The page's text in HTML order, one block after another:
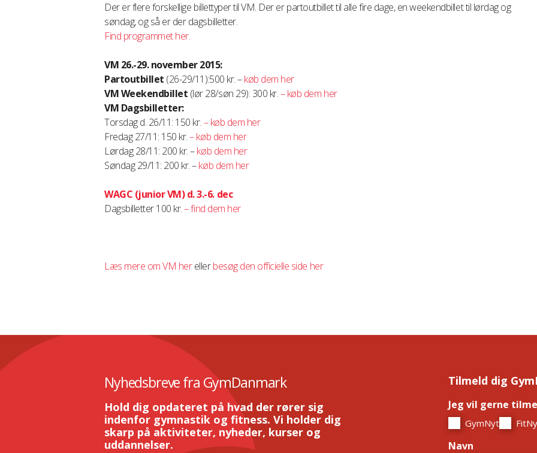
Der er flere forskellige billettyper til VM. Der er partoutbillet til alle fire dage, en weekendbillet til lørdag og
søndag, og så er der dagsbilletter.
Find programmet her.
VM 26.-29. november 2015:
Partoutbillet (26-29/11):500 kr. –køb dem her
VM Weekendbillet (lør 28/søn 29): 300 kr.– køb dem her
VM Dagsbilletter:
Torsdag d. 26/11: 150 kr. – køb dem her
Fredag 27/11: 150 kr.– køb dem her
Lørdag 28/11: 200 kr. –køb dem her
Søndag 29/11: 200 kr. –køb dem her
WAGC (junior VM) d. 3.-6. dec
Dagsbilletter 100 kr.– find dem her
Læs mere om VM herellerbesøg den officielle side her
Nyhedsbreve fra GymDanmark
Hold dig opdateret på hvad der rører sig
indenfor gymnastik og fitness. Vi holder dig
skarp på aktiviteter, nyheder, kurser og
uddannelser.
Tilmeld dig
Jeg vil gerne
GymNyt
Navn